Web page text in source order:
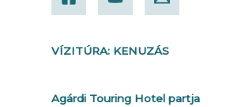
VÍZITÚRA: KENUZÁS
Agárdi Touring Hotel partja